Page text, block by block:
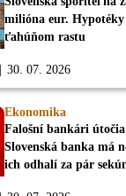
milióna eur.
ťahúňom rastu
30. 07. 2026
Ekonomika
Falošní bankári
Slovenská banka má
ich odhalí za pár